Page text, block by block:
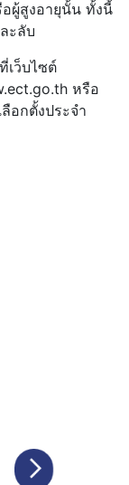
ผู้สูงอายุนั้น ทั้งนี้
ะลับ
ว็บไซต์
หรือ
อกตั้งประจำ